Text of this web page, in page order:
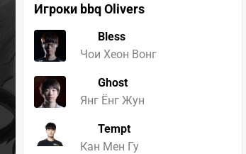
Игроки bbq Olivers
Bless
Чои Хеон Вонг
Ghost
Янг Ёнг Жун
Tempt
Кан Мен Гу